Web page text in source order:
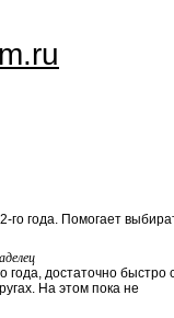
го года. Помогает
года, достаточно быстро
На этом пока не